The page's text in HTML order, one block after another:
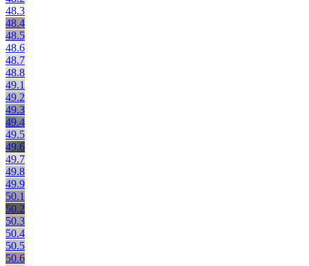
48.3
48.4
48.5
48.6
48.7
48.8
49.1
49.2
49.3
49.4
49.5
49.6
49.7
49.8
49.9
50.1
50.2
50.3
50.4
50.5
50.6